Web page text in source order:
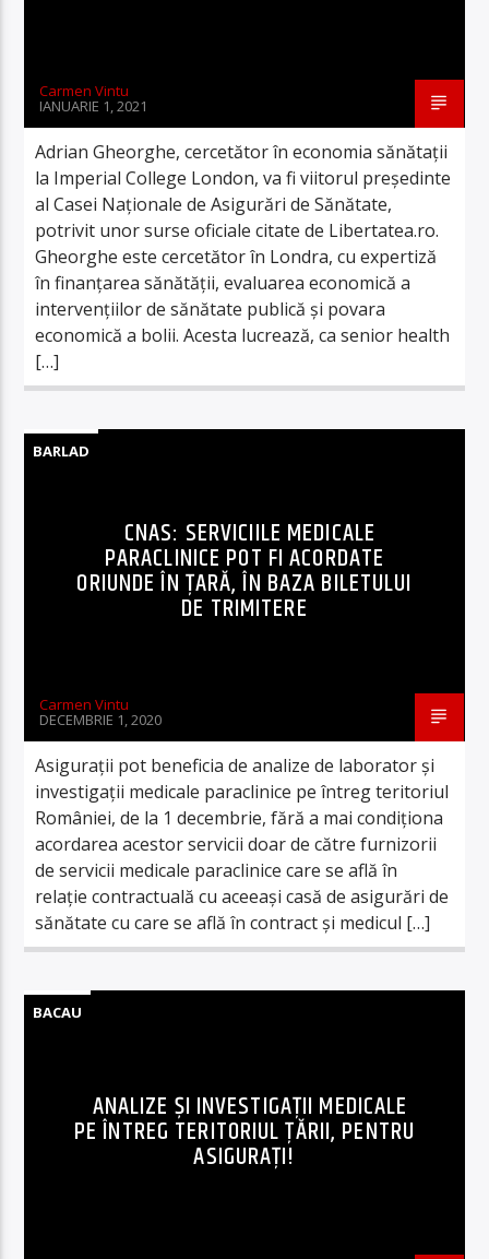
Carmen Vintu
IANUARIE 1, 2021
Adrian Gheorghe, cercetător în economia sănătații
la Imperial College London, va fi viitorul președinte
al Casei Naționale de Asigurări de Sănătate,
potrivit unor surse oficiale citate de Libertatea.ro.
Gheorghe este cercetător în Londra, cu expertiză
în finanţarea sănătăţii, evaluarea economică a
intervenţiilor de sănătate publică şi povara
economică a bolii. Acesta lucrează, ca senior health
[…]
BARLAD
CNAS: SERVICIILE MEDICALE
PARACLINICE POT FI ACORDATE
ORIUNDE ÎN ŢARĂ, ÎN BAZA BILETULUI
DE TRIMITERE
Carmen Vintu
DECEMBRIE 1, 2020
Asiguraţii pot beneficia de analize de laborator şi
investigaţii medicale paraclinice pe întreg teritoriul
României, de la 1 decembrie, fără a mai condiţiona
acordarea acestor servicii doar de către furnizorii
de servicii medicale paraclinice care se află în
relaţie contractuală cu aceeaşi casă de asigurări de
sănătate cu care se află în contract şi medicul […]
BACAU
ANALIZE ȘI INVESTIGAȚII MEDICALE
PE ÎNTREG TERITORIUL ȚĂRII, PENTRU
ASIGURAȚI!